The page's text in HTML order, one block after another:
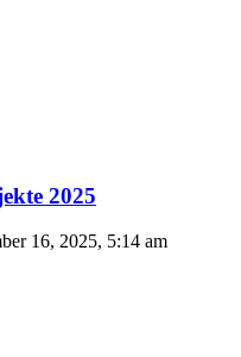
2025
16, 2025, 5:14 am